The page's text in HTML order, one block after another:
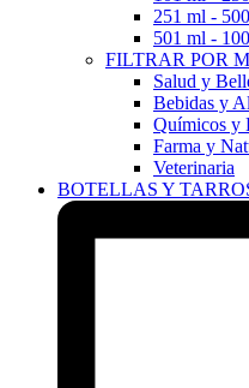
251 ml -
501 ml -
FILTRAR POR
Salud y
Bebidas y
Químicos y
Farma y
Veterinaria
BOTELLAS Y